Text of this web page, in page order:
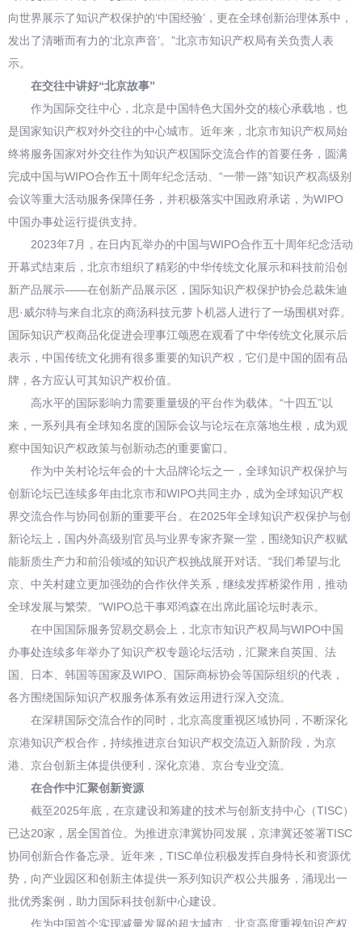
向世界展示了知识产权保护的‘中国经验’，更在全球创新治理体系中，
发出了清晰而有力的‘北京声音’。”北京市知识产权局有关负责人表
示。
在交往中讲好“北京故事”
作为国际交往中心，北京是中国特色大国外交的核心承载地，也
是国家知识产权对外交往的中心城市。近年来，北京市知识产权局始
终将服务国家对外交往作为知识产权国际交流合作的首要任务，圆满
完成中国与WIPO合作五十周年纪念活动、“一带一路”知识产权高级别
会议等重大活动服务保障任务，并积极落实中国政府承诺，为WIPO
中国办事处运行提供支持。
2023年7月，在日内瓦举办的中国与WIPO合作五十周年纪念活动
开幕式结束后，北京市组织了精彩的中华传统文化展示和科技前沿创
新产品展示——在创新产品展示区，国际知识产权保护协会总裁朱迪
思·威尔特与来自北京的商汤科技元萝卜机器人进行了一场围棋对弈。
国际知识产权商品化促进会理事江颂恩在观看了中华传统文化展示后
表示，中国传统文化拥有很多重要的知识产权，它们是中国的固有品
牌，各方应认可其知识产权价值。
高水平的国际影响力需要重量级的平台作为载体。“十四五”以
来，一系列具有全球知名度的国际会议与论坛在京落地生根，成为观
察中国知识产权政策与创新动态的重要窗口。
作为中关村论坛年会的十大品牌论坛之一，全球知识产权保护与
创新论坛已连续多年由北京市和WIPO共同主办，成为全球知识产权
界交流合作与协同创新的重要平台。在2025年全球知识产权保护与创
新论坛上，国内外高级别官员与业界专家齐聚一堂，围绕知识产权赋
能新质生产力和前沿领域的知识产权挑战展开对话。“我们希望与北
京、中关村建立更加强劲的合作伙伴关系，继续发挥桥梁作用，推动
全球发展与繁荣。”WIPO总干事邓鸿森在出席此届论坛时表示。
在中国国际服务贸易交易会上，北京市知识产权局与WIPO中国
办事处连续多年举办了知识产权专题论坛活动，汇聚来自英国、法
国、日本、韩国等国家及WIPO、国际商标协会等国际组织的代表，
各方围绕国际知识产权服务体系有效运用进行深入交流。
在深耕国际交流合作的同时，北京高度重视区域协同，不断深化
京港知识产权合作，持续推进京台知识产权交流迈入新阶段，为京
港、京台创新主体提供便利，深化京港、京台专业交流。
在合作中汇聚创新资源
截至2025年底，在京建设和筹建的技术与创新支持中心（TISC）
已达20家，居全国首位。为推进京津冀协同发展，京津冀还签署TISC
协同创新合作备忘录。近年来，TISC单位积极发挥自身特长和资源优
势，向产业园区和创新主体提供一系列知识产权公共服务，涌现出一
批优秀案例，助力国际科技创新中心建设。
作为中国首个实现减量发展的超大城市，北京高度重视知识产权